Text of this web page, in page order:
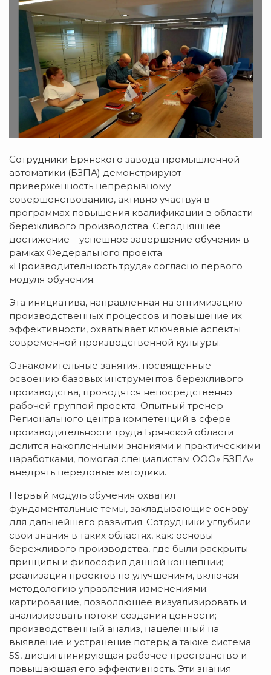
Сотрудники Брянского завода промышленной
автоматики (БЗПА) демонстрируют
приверженность непрерывному
совершенствованию, активно участвуя в
программах повышения квалификации в области
бережливого производства. Сегодняшнее
достижение – успешное завершение обучения в
рамках Федерального проекта
«Производительность труда» согласно первого
модуля обучения.
Эта инициатива, направленная на оптимизацию
производственных процессов и повышение их
эффективности, охватывает ключевые аспекты
современной производственной культуры.
Ознакомительные занятия, посвященные
освоению базовых инструментов бережливого
производства, проводятся непосредственно
рабочей группой проекта. Опытный тренер
Регионального центра компетенций в сфере
производительности труда Брянской области
делится накопленными знаниями и практическими
наработками, помогая специалистам ООО» БЗПА»
внедрять передовые методики.
Первый модуль обучения охватил
фундаментальные темы, закладывающие основу
для дальнейшего развития. Сотрудники углубили
свои знания в таких областях, как: основы
бережливого производства, где были раскрыты
принципы и философия данной концепции;
реализация проектов по улучшениям, включая
методологию управления изменениями;
картирование, позволяющее визуализировать и
анализировать потоки создания ценности;
производственный анализ, нацеленный на
выявление и устранение потерь; а также система
5S, дисциплинирующая рабочее пространство и
повышающая его эффективность. Эти знания